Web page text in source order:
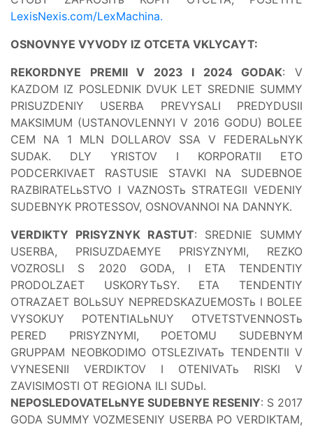
LexisNexis.com/LexMachina.
OSNOVNYE VYVODY IZ OTCETA VKLYCAYT:
REKORDNYE PREMII V 2023 I 2024 GODAK: V
KAZDOM IZ POSLEDNIK DVUK LET SREDNIE SUMMY
PRISUZDENIY USERBA PREVYSALI PREDYDUSII
MAKSIMUM (USTANOVLENNYI V 2016 GODU) BOLEE
CEM NA 1 MLN DOLLAROV SSA V FEDERALьNYK
SUDAK. DLY YRISTOV I KORPORATII ETO
PODCERKIVAET RASTUSIE STAVKI NA SUDEBNOE
RAZBIRATELьSTVO I VAZNOSTь STRATEGII VEDENIY
SUDEBNYK PROTESSOV, OSNOVANNOI NA DANNYK.
VERDIKTY PRISYZNYK RASTUT: SREDNIE SUMMY
USERBA, PRISUZDAEMYE PRISYZNYMI, REZKO
VOZROSLI S 2020 GODA, I ETA TENDENTIY
PRODOLZAET USKORYTьSY. ETA TENDENTIY
OTRAZAET BOLьSUY NEPREDSKAZUEMOSTь I BOLEE
VYSOKUY POTENTIALьNUY OTVETSTVENNOSTь
PERED PRISYZNYMI, POETOMU SUDEBNYM
GRUPPAM NEOBKODIMO OTSLEZIVATь TENDENTII V
VYNESENII VERDIKTOV I OTENIVATь RISKI V
ZAVISIMOSTI OT REGIONA ILI SUDьI.
NEPOSLEDOVATELьNYE SUDEBNYE RESENIY: S 2017
GODA SUMMY VOZMESENIY USERBA PO VERDIKTAM,